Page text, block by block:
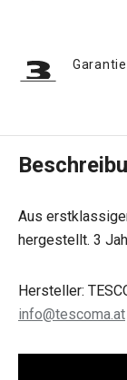
Aus
hergestellt. 3
Hersteller:
info@tescoma.at